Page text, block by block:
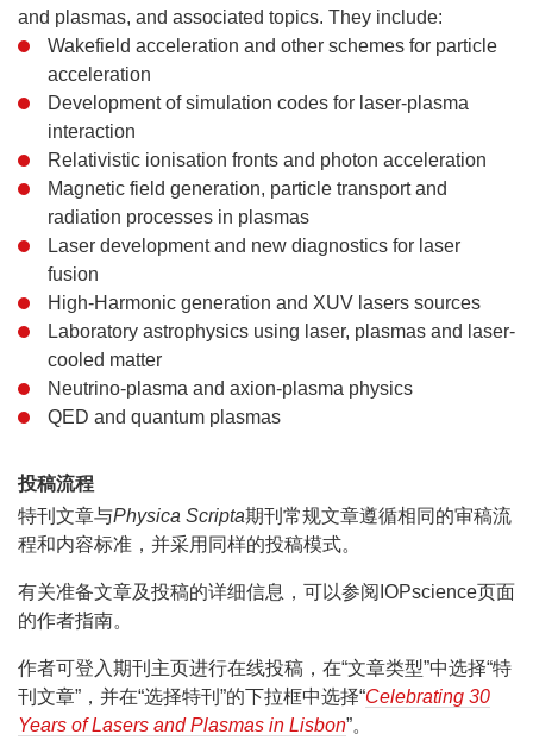
and plasmas, and associated topics. They include:
Wakefield acceleration and other schemes for particle
acceleration
Development of simulation codes for laser-plasma
interaction
Relativistic ionisation fronts and photon acceleration
Magnetic field generation, particle transport and
radiation processes in plasmas
Laser development and new diagnostics for laser
fusion
High-Harmonic generation and XUV lasers sources
Laboratory astrophysics using laser, plasmas and laser-
cooled matter
Neutrino-plasma and axion-plasma physics
QED and quantum plasmas
投稿流程
特刊文章与Physica Scripta期刊常规文章遵循相同的审稿流
程和内容标准，并采用同样的投稿模式。
有关准备文章及投稿的详细信息，可以参阅IOPscience页面
的作者指南。
作者可登入期刊主页进行在线投稿，在“文章类型”中选择“特
刊文章”，并在“选择特刊”的下拉框中选择“Celebrating 30
Years of Lasers and Plasmas in Lisbon”。